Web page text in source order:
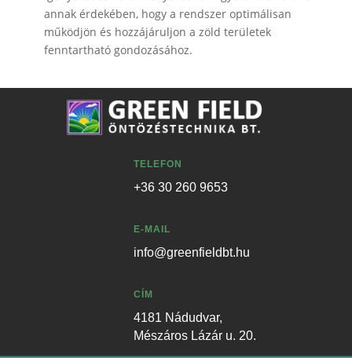
annak érdekében, hogy a rendszer optimálisan
működjön és hozzájáruljon a zöld területek
fenntartható gondozásához.
TELEFON
+36 30 260 9653
E-MAIL
info@greenfieldbt.hu
CÍM
4181 Nádudvar,
Mészáros Lázár u. 20.